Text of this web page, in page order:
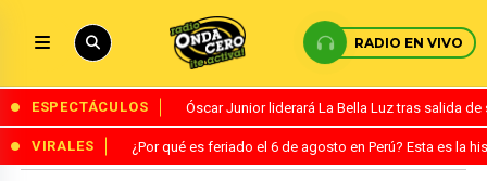
RADIO EN VIVO
ESPECTÁCULOS Óscar Junior liderará La Bella Luz tras salida
VIRALES ¿Por qué es feriado el 6 de agosto en Perú? Esta es la